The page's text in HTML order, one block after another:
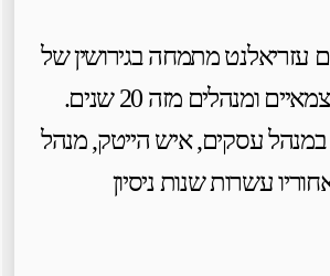
עזריאלנט מתמחה בגירושין של
אנשי הייטק, עצמאיים ומנהלים מזה 20 שנים.
עסקים, איש הייטק, מנהל
עשרות שנות ניסיון